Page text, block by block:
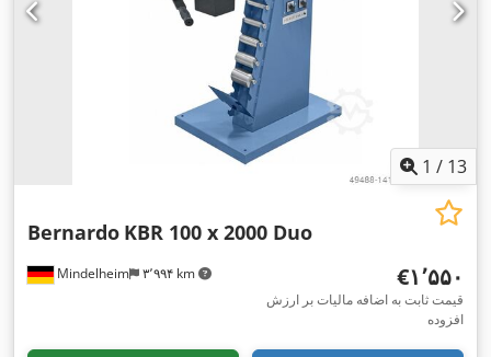
1 / 13
Mindelheim ۳٬۹۹۴ km
Bernardo KBR 100 x 2000 Duo
‎€۱٬۵۵۰
قیمت ثابت به اضافه مالیات بر ارزش
افزوده